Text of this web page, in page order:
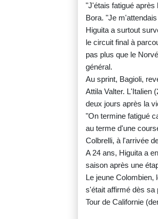
"J'étais fatigué après
Bora. "Je
Higuita a surtout
le circuit final à
pas plus que le
général.
Au sprint, Bagioli,
Attila Valter. L'Italien
deux jours après la
"On termine fatigué
au terme d'une
Colbrelli, à l'arrivée
A 24 ans, Higuita a
saison après une
Le jeune Colombien,
s'était affirmé dès sa
Tour de Californie